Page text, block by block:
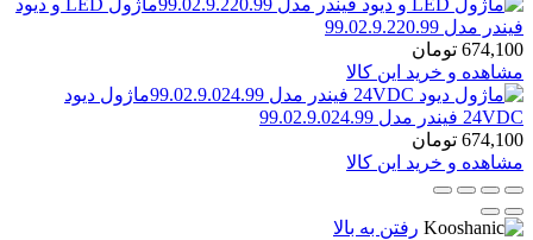
ماژول LED و دیود
فیندر مدل 99.02.9.220.99
674,100 تومان
مشاهده و خرید این کالا
ماژول دیود
24VDC فیندر مدل 99.02.9.024.99
674,100 تومان
مشاهده و خرید این کالا
رفتن به بالا